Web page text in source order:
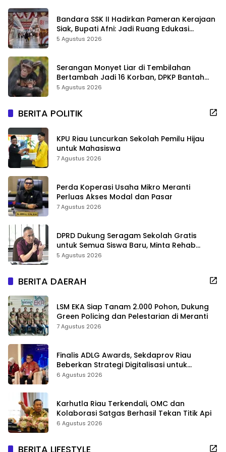
Bandara SSK II Hadirkan Pameran Kerajaan
Siak, Bupati Afni: Jadi Ruang Edukasi
Sejarah Riau
5 Agustus 2026
Serangan Monyet Liar di Tembilahan
Bertambah Jadi 16 Korban, DPKP Bantah
Video Gerombolan Viral
5 Agustus 2026
BERITA POLITIK
KPU Riau Luncurkan Sekolah Pemilu Hijau
untuk Mahasiswa
7 Agustus 2026
Perda Koperasi Usaha Mikro Meranti
Perluas Akses Modal dan Pasar
7 Agustus 2026
DPRD Dukung Seragam Sekolah Gratis
untuk Semua Siswa Baru, Minta Rehab
Sekolah Jangan Dikurangi
5 Agustus 2026
BERITA DAERAH
LSM EKA Siap Tanam 2.000 Pohon, Dukung
Green Policing dan Pelestarian di Meranti
7 Agustus 2026
Finalis ADLG Awards, Sekdaprov Riau
Beberkan Strategi Digitalisasi untuk
Tingkatkan Layanan Publik
6 Agustus 2026
Karhutla Riau Terkendali, OMC dan
Kolaborasi Satgas Berhasil Tekan Titik Api
6 Agustus 2026
BERITA LIFESTYLE